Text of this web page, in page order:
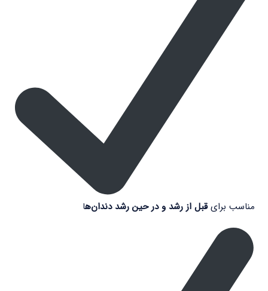
مناسب برایقبل از رشد و در حین رشد دندان‌ها